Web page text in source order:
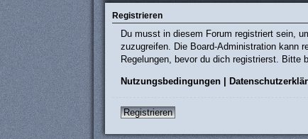
Registrieren
Du musst in diesem Forum registriert sein,
zuzugreifen. Die Board-Administration kann
Regelungen, bevor du dich registrierst. Bitte
Nutzungsbedingungen|
Registrieren